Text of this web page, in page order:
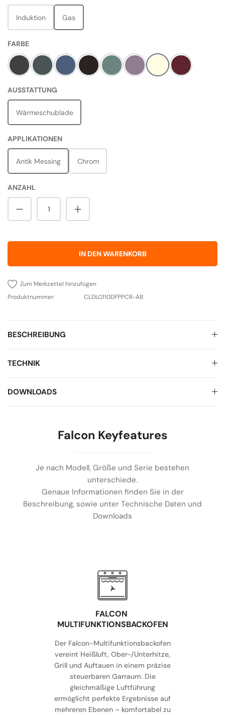
Induktion Gas
FARBEAUSWÄHLEN
Charcoal Black
Slate Stone BlueBlack Mineral Green
Heather Pale CreamBordeaux Rot
AUSSTATTUNG
Wärmeschublade
APPLIKATIONENAUSWÄHLEN
Antik Messing Chrom
ANZAHL
Produkt Anzahl: Gib den gewünschten
IN DEN WARENKORB
Zum Merkzettel hinzufügen
Produktnummer:
CLDLO110DFPPCR-AB
BESCHREIBUNG
TECHNIK
DOWNLOADS
Falcon Keyfeatures
Je nach Modell, Größe und Serie bestehen
unterschiede.
Genaue Informationen finden Sie in der
Beschreibung, sowie unter Technische Daten und
Downloads
FALCON
MULTIFUNKTIONSBACKOFEN
Der Falcon-Multifunktionsbackofen
vereint Heißluft, Ober-/Unterhitze,
Grill und Auftauen in einem präzise
steuerbaren Garraum. Die
gleichmäßige Luftführung
ermöglicht perfekte Ergebnisse auf
mehreren Ebenen – komfortabel zu